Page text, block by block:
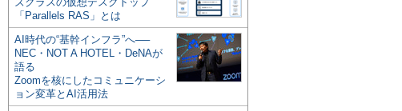
「Parallels RAS」とは
AI時代の“基幹インフラ”へ──
NEC・NOT A HOTEL・DeNAが
語る
Zoomを核にしたコミュニケーシ
ョン変革とAI活用法